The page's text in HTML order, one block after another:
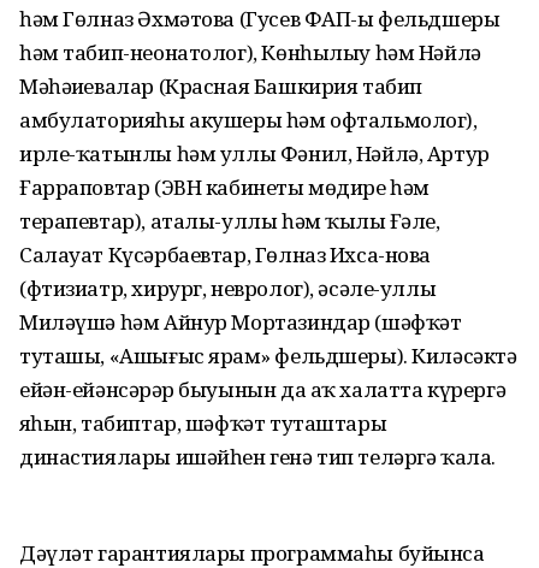
һәм Гөлназ Әхмәтова (Гусев ФАП-ы фельдшеры
һәм табип-неонатолог), Көнһылыу һәм Нәйлә
Мәһәҙиевалар (Красная Башкирия табип
амбулаторияһы акушеры һәм офтальмолог),
ирле-ҡатынлы һәм уллы Фәнил, Нәйлә, Артур
Ғарраповтар (ЭВН кабинеты мөдире һәм
терапевтар), аталы-уллы һәм ҡыҙлы Ғәле,
Салауат Күсәрбаевтар, Гөлназ Ихса-нова
(фтизиатр, хирург, невролог), әсәле-уллы
Миләүшә һәм Айнур Мортазиндар (шәфҡәт
туташы, «Ашығыс ярҙам» фельдшеры). Киләсәктә
ейән-ейәнсәрҙәр быуынын да аҡ халатта күрергә
яҙһын, табиптар, шәфҡәт туташтары
династиялары ишәйһен генә тип теләргә ҡала.
Дәүләт гарантиялары программаһы буйынса